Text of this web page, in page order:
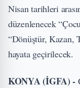
Nisan tarihleri
düzenlenecek
“Dönüştür, Kazan,
hayata geçirilecek.
KONYA (İGFA) -